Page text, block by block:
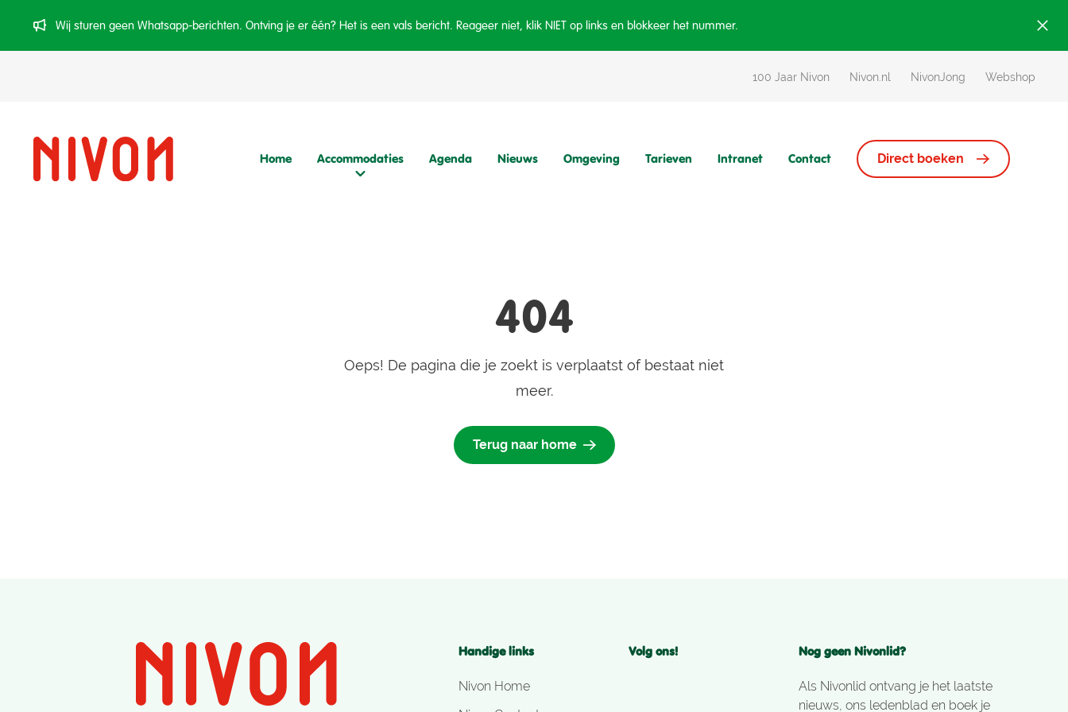
Wij sturen geen Whatsapp-berichten. Ontving je er één? Het is een vals bericht. Reageer niet, klik NIET op links en blokkeer het nummer.
100 Jaar Nivon Nivon.nl NivonJong Webshop
Home Accommodaties
Natuurvriendenhuis
duinen, een ideale plek voor
individuen en groepen
Kampeerterrein
kampeerterrein met
verschillende veldjes
Agenda Nieuws Omgeving Tarieven Intranet Contact Direct boeken
404
Oeps! De pagina die je zoekt is verplaatst of bestaat niet
meer.
Terug naar home
Handige links
Nivon Home
Volg ons! Nog geen Nivonlid?
Als Nivonlid ontvang je het laatste
nieuws, ons ledenblad en boek je